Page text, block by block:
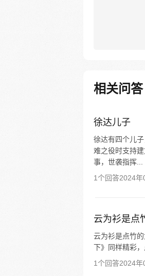
相关问答
徐达儿子
徐达有四个儿
难之役时支持
事，世袭指挥...
1个回答2024年
云为衫是点
云为衫是点竹
下》同样精彩
1个回答2024年